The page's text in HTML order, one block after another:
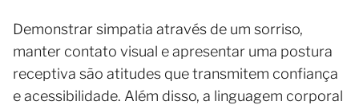
Demonstrar simpatia através de um sorriso,
manter contato visual e apresentar uma postura
receptiva são atitudes que transmitem confiança
e acessibilidade. Além disso, a linguagem corporal